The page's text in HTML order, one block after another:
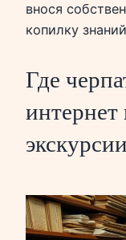
внося
копилку
Где
интернет
экскурсии